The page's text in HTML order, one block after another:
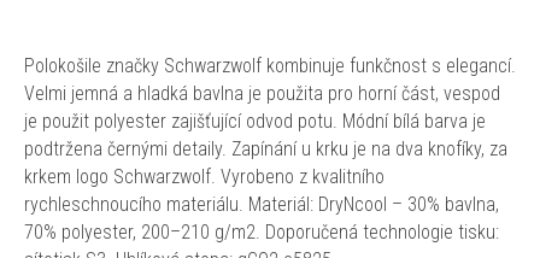
Polokošile značky Schwarzwolf kombinuje funkčnost s elegancí.
Velmi jemná a hladká bavlna je použita pro horní část, vespod
je použit polyester zajišťující odvod potu. Módní bílá barva je
podtržena černými detaily. Zapínání u krku je na dva knofíky, za
krkem logo Schwarzwolf. Vyrobeno z kvalitního
rychleschnoucího materiálu. Materiál: DryNcool – 30% bavlna,
70% polyester, 200–210 g/m2. Doporučená technologie tisku: